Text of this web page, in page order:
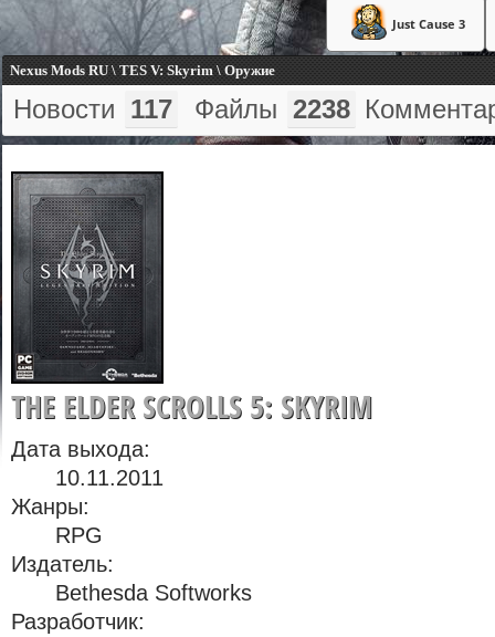
Just Cause 3
Nexus Mods RU \ TES V: Skyrim \ Оружие
Новости 117 Файлы 2238
THE ELDER SCROLLS 5: SKYRIM
Дата выхода:
10.11.2011
Жанры:
RPG
Издатель:
Bethesda Softworks
Разработчик: